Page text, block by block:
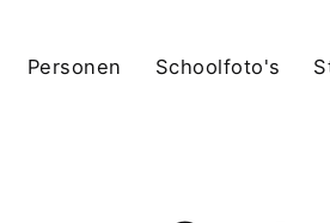
Personen Schoolfoto's